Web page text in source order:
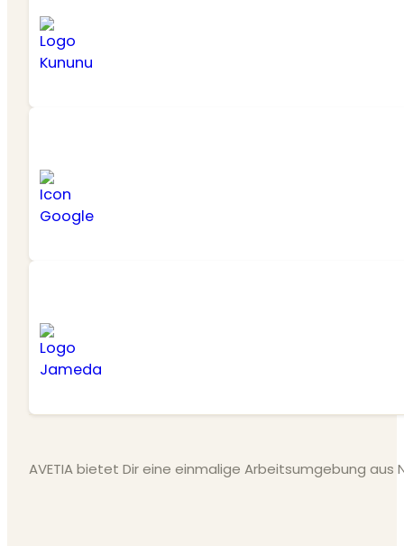
AVETIA bietet Dir eine einmalige Arbeitsumgebung